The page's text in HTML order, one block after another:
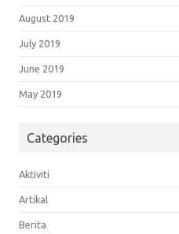
August 2019
July 2019
June 2019
May 2019
Categories
Aktiviti
Artikal
Berita